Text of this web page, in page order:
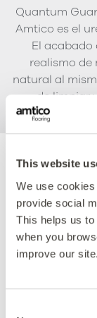
This website
We use
provide social
This helps us
when you
improve our site.
Quantum
Amtico es el
El acabado
realismo de
natural al
de limpiar